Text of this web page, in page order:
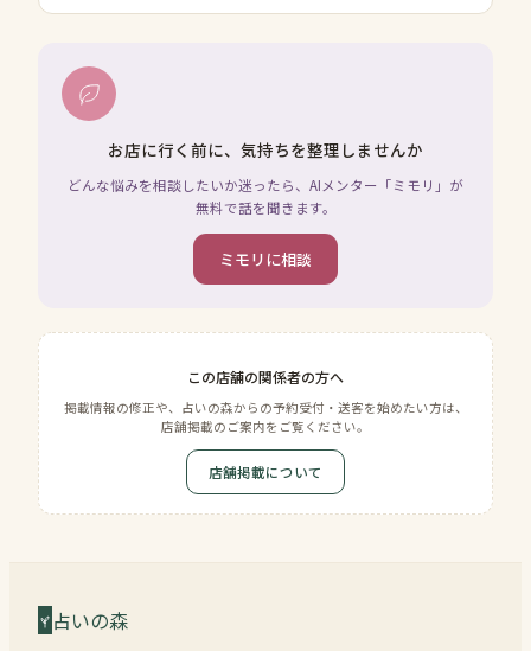
お店に行く前に、気持ちを整理しませんか
どんな悩みを相談したいか迷ったら、AIメンター「ミモリ」が
無料で話を聞きます。
ミモリに相談
この店舗の関係者の方へ
掲載情報の修正や、占いの森からの予約受付・送客を始めたい方は、
店舗掲載のご案内をご覧ください。
店舗掲載について
占いの森